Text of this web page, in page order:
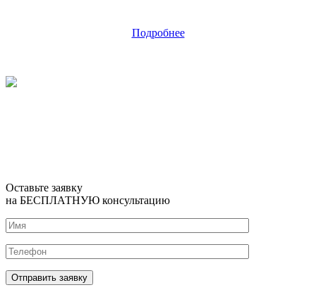
Подробнее
Оставьте заявку
на БЕСПЛАТНУЮ консультацию